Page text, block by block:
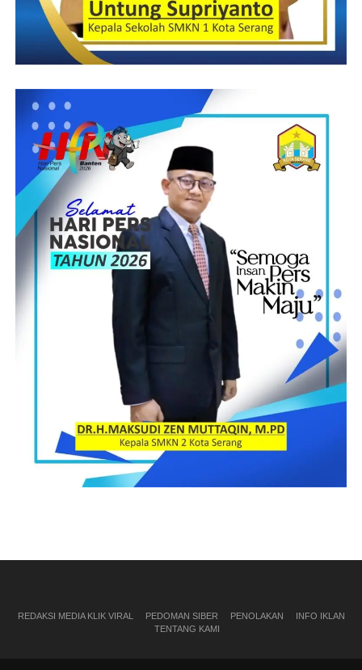
Pandeglang, Cecep Muhidin atas kunjungannya untuk
silaturahmi dalam membangun komunikasi publik.
“Selain Silaturahmi dengan tujuan untuk membangun
salah satu amalan umat muslim untuk menyambung tali
persaudaraan yang memiliki keutamaan yang luar biasa bagi
umat manusia, semoga sinergi antara Apdesi dan para Media bisa
terjalin sehingga dapat saling berkontribusi terhadap tugas dan
fungsinya masing-masing,” jelas Pemimpin Redaksi Media
Online AMGT Group sekaligus sebagai Ketua Jurnalis Banten
Bersatu (JBB) dikantornya.
REDAKSI MEDIA KLIK VIRAL PEDOMAN SIBER PENOLAKAN
INFO IKLAN
TENTANG KAMI